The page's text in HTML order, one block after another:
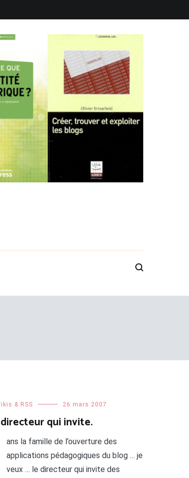
& RSS 26 mars 2007
directeur qui invite.
ans la famille de l’ouverture des
applications pédagogiques du blog … je
veux … le directeur qui invite des